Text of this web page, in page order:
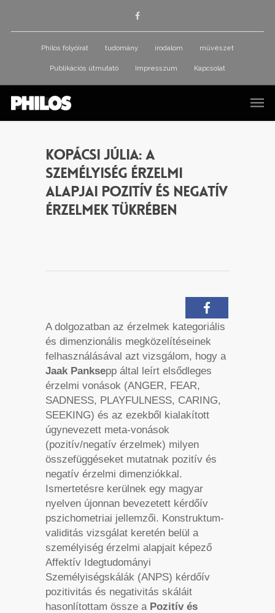
Philos folyóirat tudomány irodalom művészet
Publikációs útmutató Impresszum Kapcsolat
Kopácsi Júlia: A
személyiség érzelmi
alapjai pozitív és negatív
érzelmek tükrében
A dolgozatban az érzelmek kategoriális
és dimenzionális megközelítéseinek
felhasználásával azt vizsgálom, hogy a
Jaak Panksepp által leírt elsődleges
érzelmi vonások (ANGER, FEAR,
SADNESS, PLAYFULNESS, CARING,
SEEKING) és az ezekből kialakított
úgynevezett meta-vonások
(pozitív/negatív érzelmek) milyen
összefüggéseket mutatnak pozitív és
negatív érzelmi dimenziókkal.
Ismertetésre kerülnek egy magyar
nyelven újonnan bevezetett kérdőív
pszichometriai jellemzői. Konstruktum-
validitás vizsgálat keretén belül a
személyiség érzelmi alapjait képező
Affektív Idegtudományi
Személyiségskálák (ANPS) kérdőív
pozitivitás és negativitás skáláit
hasonlítottam össze a Pozitív és